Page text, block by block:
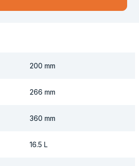
200 mm
266 mm
360 mm
16.5 L